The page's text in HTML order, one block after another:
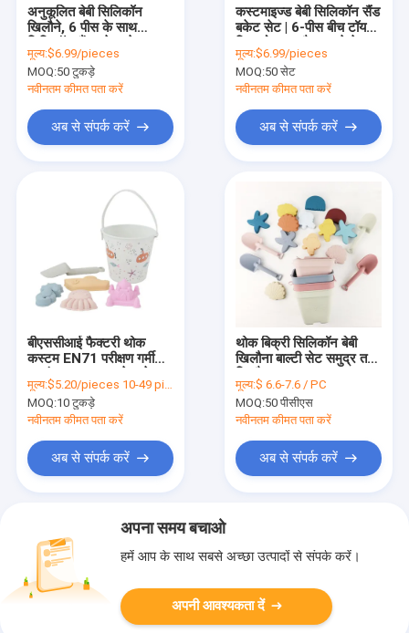
अनुकूलित बेबी सिलिकॉन
खिलौने, 6 पीस के साथ
मूल्य:$6.99/pieces
MOQ:50 टुकड़े
नवीनतम कीमत पता करें
अब से संपर्क करें
कस्टमाइज्ड बेबी सिलिकॉन सैंड
बकेट सेट | 6-पीस बीच टॉय
साथ | टॉडलर समर आउटडोर
प्ले के लिए BPA-फ्री सॉफ्ट
सिलिकॉन | OEM ODM
मूल्य:$6.99/pieces
MOQ:50 सेट
नवीनतम कीमत पता करें
अब से संपर्क करें
बीएससीआई फैक्टरी थोक
कस्टम EN71 परीक्षण गर्मी
सिलिकॉन बेबी खिलौने किट रेत
समुद्र तट खिलौने बच्चों के
लिए सेट
मूल्य:$5.20/pieces 10-49 pieces
MOQ:10 टुकड़े
नवीनतम कीमत पता करें
अब से संपर्क करें
थोक बिक्री सिलिकॉन बेबी
खिलौना बाल्टी सेट समुद्र तट
मूल्य:$ 6.6-7.6 / PC
MOQ:50 पीसीएस
नवीनतम कीमत पता करें
अब से संपर्क करें
अपना समय बचाओ
हमें आप के साथ सबसे अच्छा उत्पादों से संपर्क करें।
अपनी आवश्यकता दें